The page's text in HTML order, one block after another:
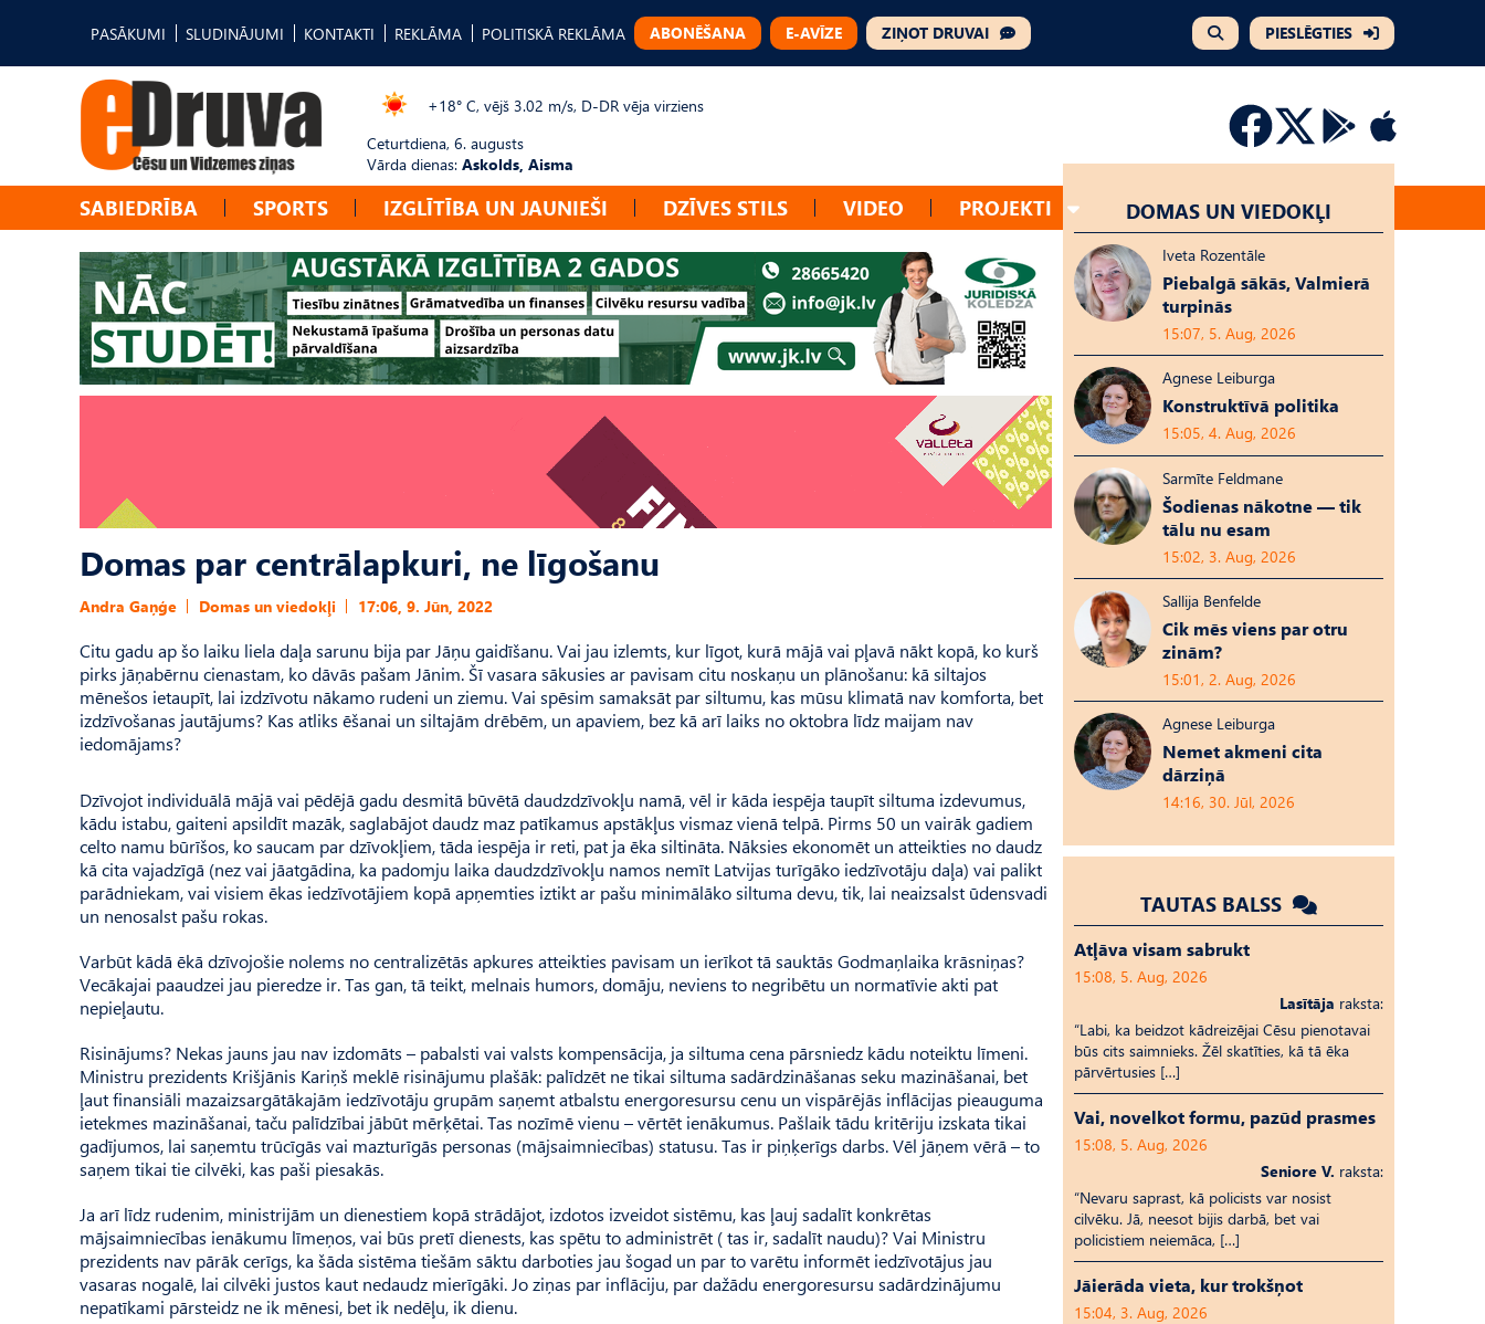
PASĀKUMI SLUDINĀJUMI KONTAKTI REKLĀMA POLITISKĀ REKLĀMA ABONĒŠANA E-AVĪZE ZIŅOT DRUVAI PIESLĒGTIES
+18° C, vējš 3.02 m/s, D-DR vēja virziens
Ceturtdiena, 6. augusts
Vārda dienas: Askolds, Aisma
SABIEDRĪBA SPORTS IZGLĪTĪBA UN JAUNIEŠI DZĪVES STILS VIDEO PROJEKTI
Domas par centrālapkuri, ne līgošanu
Andra Gaņģe Domas un viedokļi 17:06, 9. Jūn, 2022
Citu gadu ap šo laiku liela daļa sarunu bija par Jāņu gaidīšanu. Vai jau izlemts, kur līgot, kurā mājā vai pļavā nākt kopā, ko kurš
pirks jāņabērnu cienastam, ko dāvās pašam Jānim. Šī vasara sākusies ar pavisam citu noskaņu un plānošanu: kā siltajos
mēnešos ietaupīt, lai izdzīvotu nākamo rudeni un ziemu. Vai spēsim samaksāt par siltumu, kas mūsu klimatā nav komforta, bet
izdzīvošanas jautājums? Kas atliks ēšanai un siltajām drēbēm, un apaviem, bez kā arī laiks no oktobra līdz maijam nav
iedomājams?
Dzīvojot individuālā mājā vai pēdējā gadu desmitā būvētā daudzdzīvokļu namā, vēl ir kāda iespēja taupīt siltuma izdevumus,
kādu istabu, gaiteni apsildīt mazāk, saglabājot daudz maz patīkamus apstākļus vismaz vienā telpā. Pirms 50 un vairāk gadiem
celto namu būrīšos, ko saucam par dzīvokļiem, tāda iespēja ir reti, pat ja ēka siltināta. Nāksies ekonomēt un atteikties no daudz
kā cita vajadzīgā (nez vai jāatgādina, ka padomju laika daudzdzīvokļu namos nemīt Latvijas turīgāko iedzīvotāju daļa) vai palikt
parādniekam, vai visiem ēkas iedzīvotājiem kopā apņemties iztikt ar pašu minimālāko siltuma devu, tik, lai neaizsalst ūdensvadi
un nenosalst pašu rokas.
Varbūt kādā ēkā dzīvojošie nolems no centralizētās apkures atteikties pavisam un ierīkot tā sauktās Godmaņlaika krāsniņas?
Vecākajai paaudzei jau pieredze ir. Tas gan, tā teikt, melnais humors, domāju, neviens to negribētu un normatīvie akti pat
nepieļautu.
Risinājums? Nekas jauns jau nav izdomāts – pabalsti vai valsts kompensācija, ja siltuma cena pārsniedz kādu noteiktu līmeni.
Ministru prezidents Krišjānis Kariņš meklē risinājumu plašāk: palīdzēt ne tikai siltuma sadārdzināšanas seku mazināšanai, bet
ļaut finansiāli mazaizsargātākajām iedzīvotāju grupām saņemt atbalstu energoresursu cenu un vispārējās inflācijas pieauguma
ietekmes mazināšanai, taču palīdzībai jābūt mērķētai. Tas nozīmē vienu – vērtēt ienākumus. Pašlaik tādu kritēriju izskata tikai
gadījumos, lai saņemtu trūcīgās vai mazturīgās personas (mājsaimniecības) statusu. Tas ir piņķerīgs darbs. Vēl jāņem vērā – to
saņem tikai tie cilvēki, kas paši piesakās.
Ja arī līdz rudenim, ministrijām un dienestiem kopā strādājot, izdotos izveidot sistēmu, kas ļauj sadalīt konkrētas
mājsaimniecības ienākumu līmeņos, vai būs pretī dienests, kas spētu to administrēt ( tas ir, sadalīt naudu)? Vai Ministru
prezidents nav pārāk cerīgs, ka šāda sistēma tiešām sāktu darboties jau šogad un par to varētu informēt iedzīvotājus jau
vasaras nogalē, lai cilvēki justos kaut nedaudz mierīgāki. Jo ziņas par inflāciju, par dažādu energoresursu sadārdzinājumu
nepatīkami pārsteidz ne ik mēnesi, bet ik nedēļu, ik dienu.
DOMAS UN VIEDOKĻI
Iveta Rozentāle
Piebalgā sākās, Valmierā
turpinās
15:07, 5. Aug, 2026
Agnese Leiburga
Konstruktīvā politika
15:05, 4. Aug, 2026
Sarmīte Feldmane
Šodienas nākotne — tik
tālu nu esam
15:02, 3. Aug, 2026
Sallija Benfelde
Cik mēs viens par otru
zinām?
15:01, 2. Aug, 2026
Agnese Leiburga
Nemet akmeni cita
dārziņā
14:16, 30. Jūl, 2026
TAUTAS BALSS
Atļāva visam sabrukt
15:08, 5. Aug, 2026
Lasītāja raksta:
“Labi, ka beidzot kādreizējai Cēsu pienotavai
būs cits saimnieks. Žēl skatīties, kā tā ēka
pārvērtusies […]
Vai, novelkot formu, pazūd prasmes
15:08, 5. Aug, 2026
Seniore V. raksta:
“Nevaru saprast, kā policists var nosist
cilvēku. Jā, neesot bijis darbā, bet vai
policistiem neiemāca, […]
Jāierāda vieta, kur trokšņot
15:04, 3. Aug, 2026